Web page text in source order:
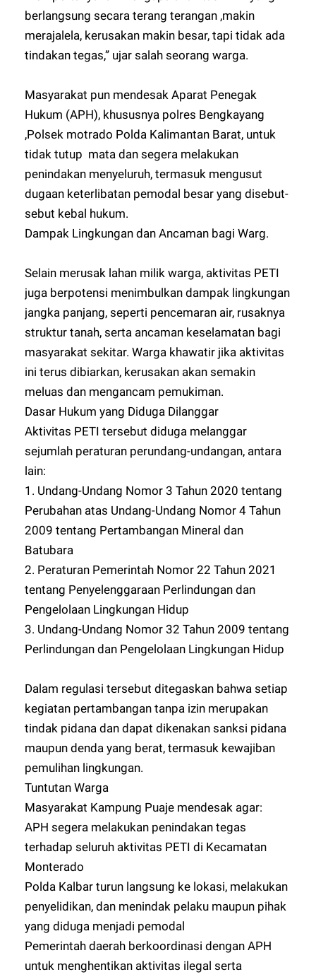
berlangsung secara terang terangan ,makin
merajalela, kerusakan makin besar, tapi tidak ada
tindakan tegas,” ujar salah seorang warga.
Masyarakat pun mendesak Aparat Penegak
Hukum (APH), khususnya polres Bengkayang
,Polsek motrado Polda Kalimantan Barat, untuk
tidak tutup mata dan segera melakukan
penindakan menyeluruh, termasuk mengusut
dugaan keterlibatan pemodal besar yang disebut-
sebut kebal hukum.
Dampak Lingkungan dan Ancaman bagi Warg.
Selain merusak lahan milik warga, aktivitas PETI
juga berpotensi menimbulkan dampak lingkungan
jangka panjang, seperti pencemaran air, rusaknya
struktur tanah, serta ancaman keselamatan bagi
masyarakat sekitar. Warga khawatir jika aktivitas
ini terus dibiarkan, kerusakan akan semakin
meluas dan mengancam pemukiman.
Dasar Hukum yang Diduga Dilanggar
Aktivitas PETI tersebut diduga melanggar
sejumlah peraturan perundang-undangan, antara
lain:
1. Undang-Undang Nomor 3 Tahun 2020 tentang
Perubahan atas Undang-Undang Nomor 4 Tahun
2009 tentang Pertambangan Mineral dan
Batubara
2. Peraturan Pemerintah Nomor 22 Tahun 2021
tentang Penyelenggaraan Perlindungan dan
Pengelolaan Lingkungan Hidup
3. Undang-Undang Nomor 32 Tahun 2009 tentang
Perlindungan dan Pengelolaan Lingkungan Hidup
Dalam regulasi tersebut ditegaskan bahwa setiap
kegiatan pertambangan tanpa izin merupakan
tindak pidana dan dapat dikenakan sanksi pidana
maupun denda yang berat, termasuk kewajiban
pemulihan lingkungan.
Tuntutan Warga
Masyarakat Kampung Puaje mendesak agar:
APH segera melakukan penindakan tegas
terhadap seluruh aktivitas PETI di Kecamatan
Monterado
Polda Kalbar turun langsung ke lokasi, melakukan
penyelidikan, dan menindak pelaku maupun pihak
yang diduga menjadi pemodal
Pemerintah daerah berkoordinasi dengan APH
untuk menghentikan aktivitas ilegal serta